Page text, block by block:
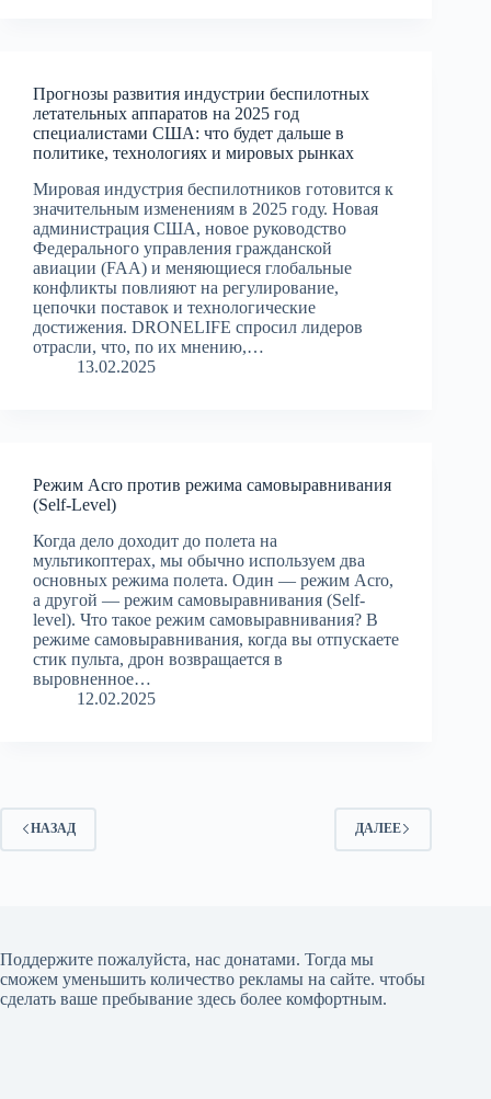
Прогнозы развития индустрии беспилотных
летательных аппаратов на 2025 год
специалистами США: что будет дальше в
политике, технологиях и мировых рынках
Мировая индустрия беспилотников готовится к
значительным изменениям в 2025 году. Новая
администрация США, новое руководство
Федерального управления гражданской
авиации (FAA) и меняющиеся глобальные
конфликты повлияют на регулирование,
цепочки поставок и технологические
достижения. DRONELIFE спросил лидеров
отрасли, что, по их мнению,…
13.02.2025
Режим Acro против режима самовыравнивания
(Self-Level)
Когда дело доходит до полета на
мультикоптерах, мы обычно используем два
основных режима полета. Один — режим Acro,
а другой — режим самовыравнивания (Self-
level). Что такое режим самовыравнивания? В
режиме самовыравнивания, когда вы отпускаете
стик пульта, дрон возвращается в
выровненное…
12.02.2025
НАЗАД ДАЛЕЕ
Поддержите пожалуйста, нас донатами. Тогда мы
сможем уменьшить количество рекламы на сайте. чтобы
сделать ваше пребывание здесь более комфортным.